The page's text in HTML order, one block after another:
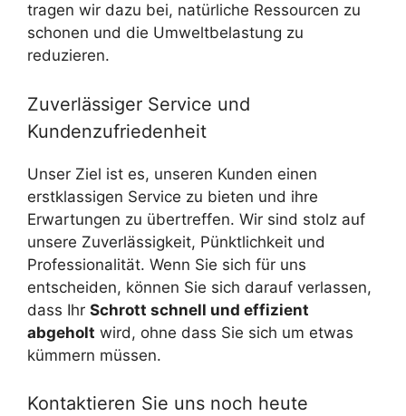
tragen wir dazu bei, natürliche Ressourcen zu
schonen und die Umweltbelastung zu
reduzieren.
Zuverlässiger Service und
Kundenzufriedenheit
Unser Ziel ist es, unseren Kunden einen
erstklassigen Service zu bieten und ihre
Erwartungen zu übertreffen. Wir sind stolz auf
unsere Zuverlässigkeit, Pünktlichkeit und
Professionalität. Wenn Sie sich für uns
entscheiden, können Sie sich darauf verlassen,
dass Ihr Schrott schnell und effizient
abgeholt wird, ohne dass Sie sich um etwas
kümmern müssen.
Kontaktieren Sie uns noch heute